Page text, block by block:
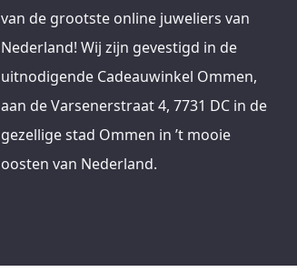
van de grootste online juweliers van
Nederland! Wij zijn gevestigd in de
uitnodigende Cadeauwinkel Ommen,
aan de Varsenerstraat 4, 7731 DC in de
gezellige stad Ommen in ’t mooie
oosten van Nederland.